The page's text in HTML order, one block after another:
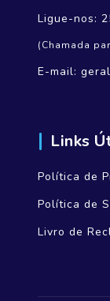
Ligue-nos:
(Chamada
E-mail:
Links
Política de
Política de
Livro de